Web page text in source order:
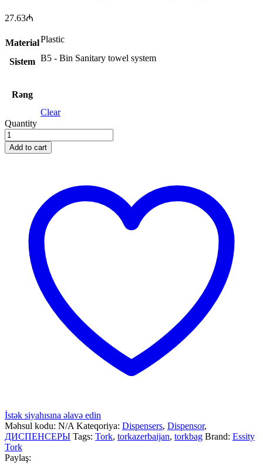
27.63₼
MaterialPlastic
Sistem B5 - Bin Sanitary towel system
Rəng
Clear
Quantity
Add to cart
İstək siyahısına əlavə edin
Məhsul kodu: N/A Kateqoriya: Dispensers, Dispensor,
ДИСПЕНСЕРЫ Tags: Tork, torkazerbaijan, torkbag Brand: Essity
Tork
Paylaş: